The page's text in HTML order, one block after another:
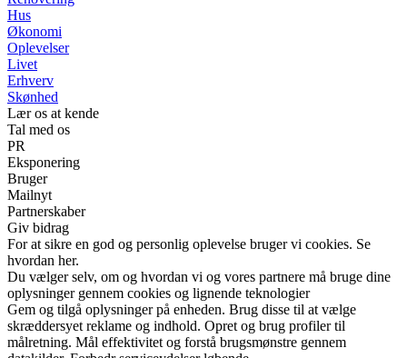
Hus
Økonomi
Oplevelser
Livet
Erhverv
Skønhed
Lær os at kende
Tal med os
PR
Eksponering
Bruger
Mailnyt
Partnerskaber
Giv bidrag
For at sikre en god og personlig oplevelse bruger vi cookies. Se
hvordan her.
Du vælger selv, om og hvordan vi og vores partnere må bruge dine
oplysninger gennem cookies og lignende teknologier
Gem og tilgå oplysninger på enheden. Brug disse til at vælge
skræddersyet reklame og indhold. Opret og brug profiler til
målretning. Mål effektivitet og forstå brugsmønstre gennem